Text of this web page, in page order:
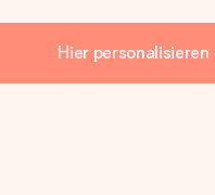
Hier personalisieren